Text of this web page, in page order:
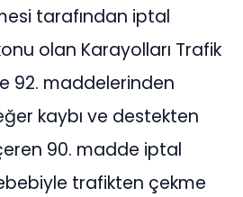
tarafından iptal
olan Karayolları Trafik
92. maddelerinden
kaybı ve destekten
90. madde iptal
trafikten çekme